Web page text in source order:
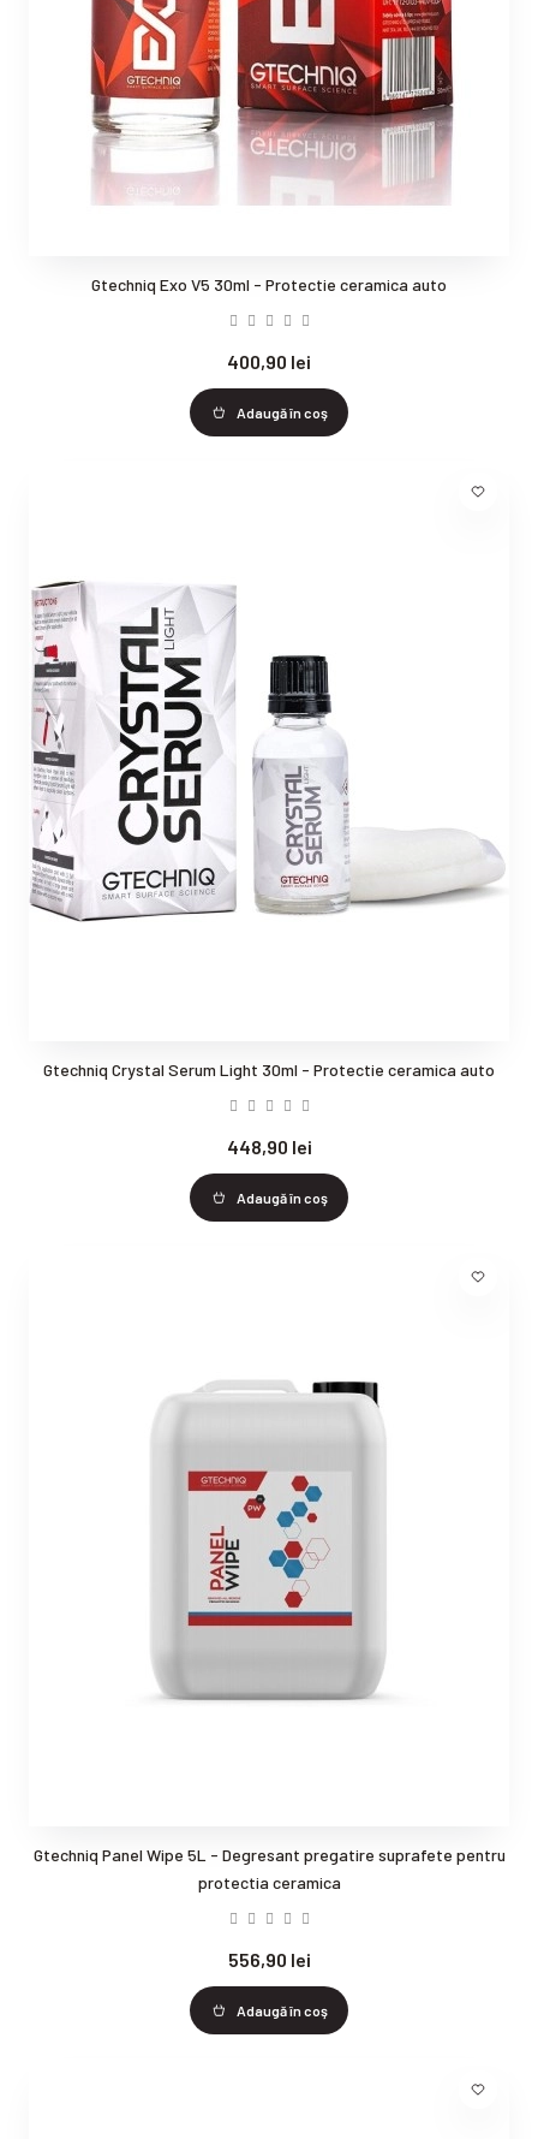
Gtechniq Exo V5 30ml - Protectie ceramica auto
400,90 lei
Adaugă în coş
Gtechniq Crystal Serum Light 30ml - Protectie ceramica auto
448,90 lei
Adaugă în coş
Gtechniq Panel Wipe 5L - Degresant pregatire suprafete pentru
protectia ceramica
556,90 lei
Adaugă în coş